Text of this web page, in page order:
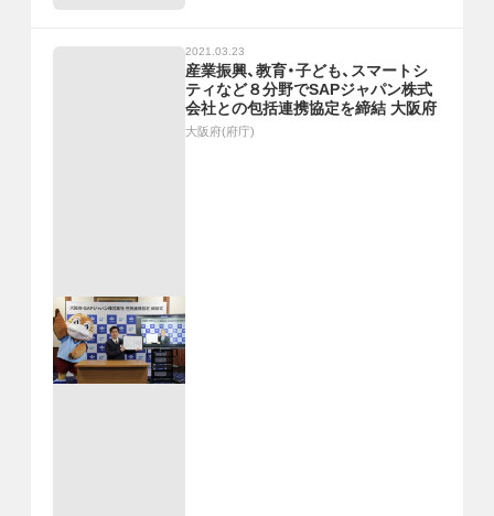
2021.03.23
産業振興、教育・子ども、スマートシ
ティなど８分野でSAPジャパン株式
会社との包括連携協定を締結 大阪府
大阪府(府庁)